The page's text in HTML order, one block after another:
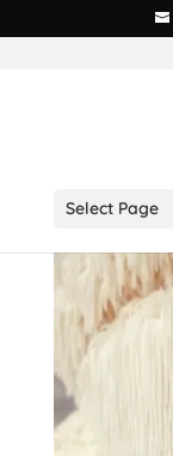
Select Page